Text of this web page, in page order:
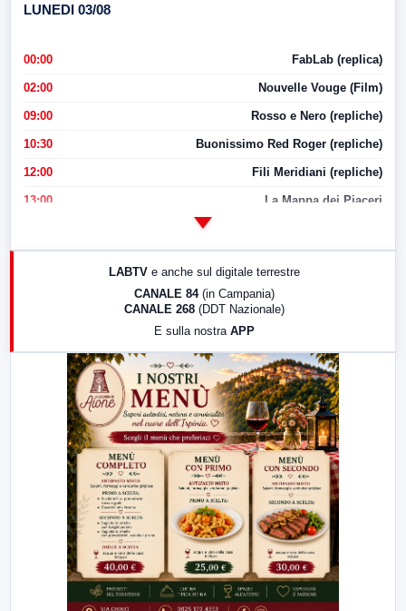
LUNEDI 03/08
00:00 FabLab (replica)
02:00 Nouvelle Vouge (Film)
09:00 Rosso e Nero (repliche)
10:30 Buonissimo Red Roger (repliche)
12:00 Fili Meridiani (repliche)
13:00 La Mappa dei Piaceri
17:00 LabNews (replica)
LabNews (replica)
LABTV e anche sul digitale terrestre
CANALE 84 (in Campania)
CANALE 268 (DDT Nazionale)
E sulla nostra APP